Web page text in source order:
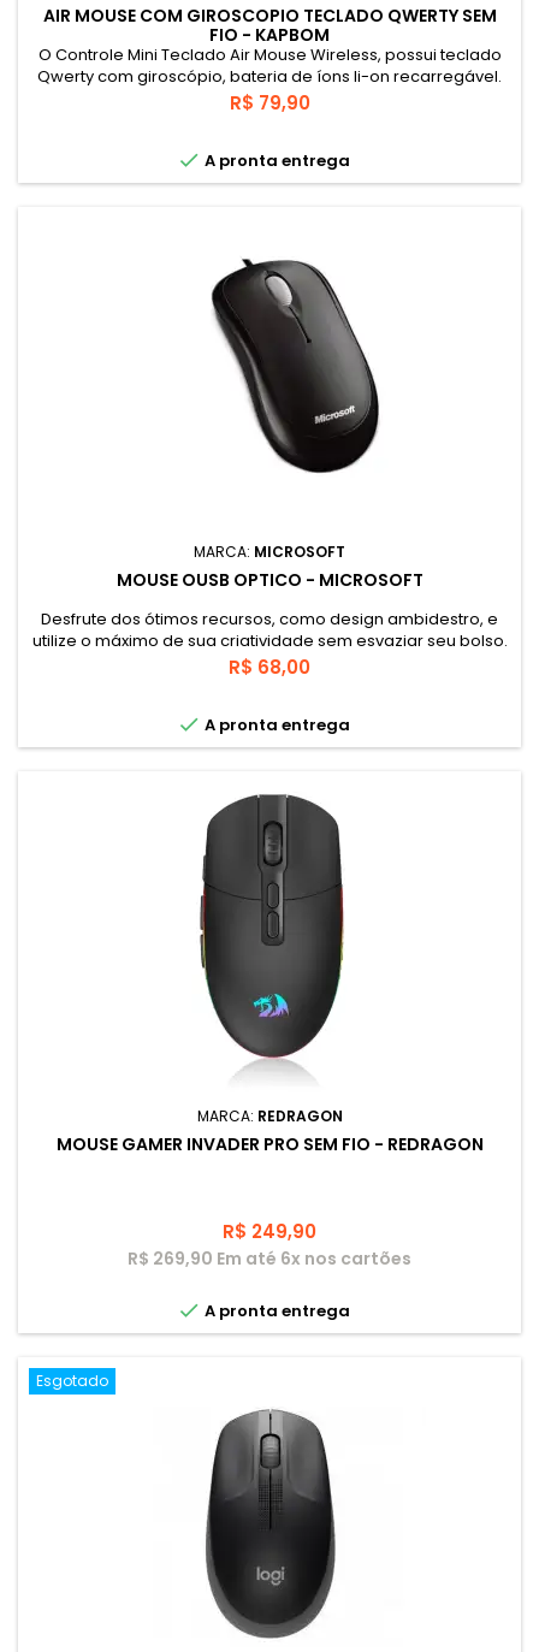
AIR MOUSE COM GIROSCOPIO TECLADO QWERTY SEM
FIO - KAPBOM
O Controle Mini Teclado Air Mouse Wireless, possui teclado
Qwerty com giroscópio, bateria de íons li-on recarregável.
Compatível com vários dispositivos eletrônicos. Sistemas
Android, Windows, Linux e Mac-OS. Informações Técnicas:
Wireless: 2.4GHZ (Adaptador nano USB) Teclado: QWERTY
Luminoso (suporta...
Preço
R$ 79,90
 A pronta entrega
MARCA: MICROSOFT
MOUSE OUSB OPTICO - MICROSOFT
Desfrute dos ótimos recursos, como design ambidestro, e
utilize o máximo de sua criatividade sem esvaziar seu bolso.
Com este mouse, você pode confiar na tecnologia óptica
para controle preciso e suave. Use a roda de rolagem para
para acesso de um clique a seus documentos, arquivos de
música e...
Preço
R$ 68,00
 A pronta entrega
MARCA: REDRAGON
MOUSE GAMER INVADER PRO SEM FIO - REDRAGON
Preço
R$ 249,90
R$ 269,90 Em até 6x nos cartões
 A pronta entrega
Esgotado